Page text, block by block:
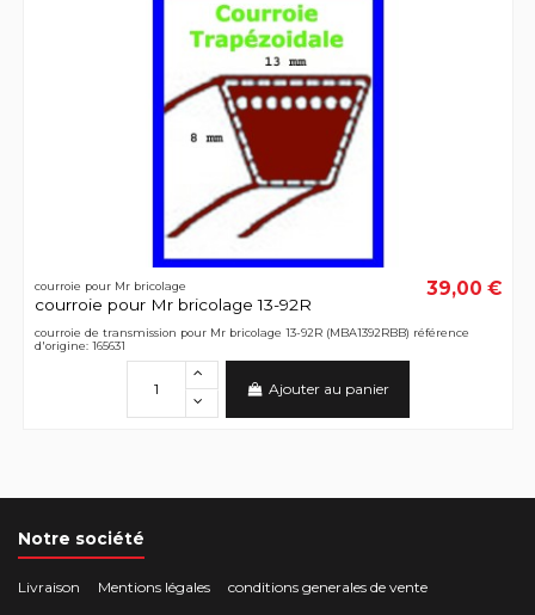
courroie pour Mr bricolage
courroie pour Mr bricolage 13-92R
39,00 €
courroie de transmission pour Mr bricolage 13-92R (MBA1392RBB) référence
d'origine: 165631
Ajouter au panier
Notre société
Livraison Mentions légales
conditions generales de vente